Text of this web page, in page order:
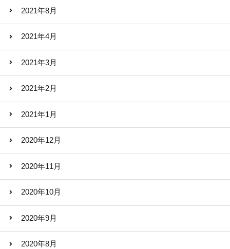
2021年8月
2021年4月
2021年3月
2021年2月
2021年1月
2020年12月
2020年11月
2020年10月
2020年9月
2020年8月